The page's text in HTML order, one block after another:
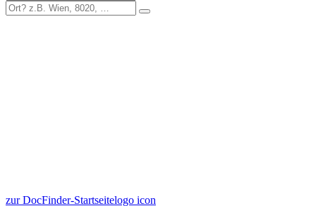
zur DocFinder-Startseitelogo icon